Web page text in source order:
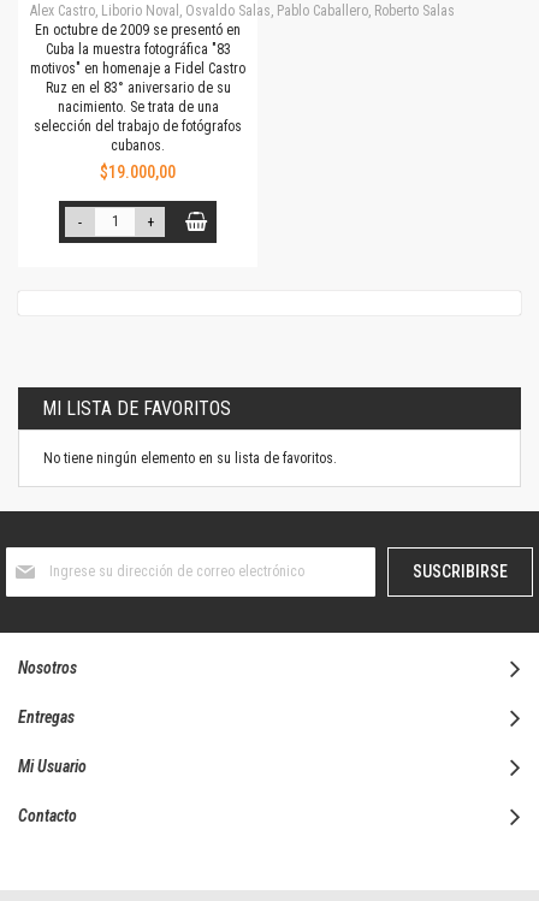
Alex Castro, Liborio Noval, Osvaldo Salas, Pablo Caballero, Roberto Salas
En octubre de 2009 se presentó en
Cuba la muestra fotográfica "83
motivos" en homenaje a Fidel Castro
Ruz en el 83° aniversario de su
nacimiento. Se trata de una
selección del trabajo de fotógrafos
cubanos.
$19.000,00
- +
MI LISTA DE FAVORITOS
No tiene ningún elemento en su lista de favoritos.
boletín
SUSCRIBIRSE
Nosotros
Entregas
Mi Usuario
Contacto